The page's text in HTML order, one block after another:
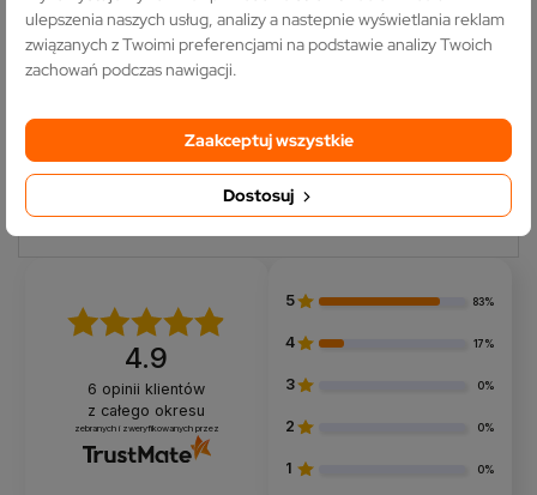
spersonalizowanego systemu sterowania
dla każdego domu czy biura. Zapraszamy
do skorzystania z naszej oferty i cieszenia
włączniki dotykowe.
4.9
6 opinii klientów
z całego okresu
zebranych i zweryfikowanych przez
5 83%
4 17%
3 0%
2 0%
1 0%
ulepszenia naszych usług, analizy a nastepnie wyświetlania reklam
związanych z Twoimi preferencjami na podstawie analizy Twoich
zachowań podczas nawigacji.
Dostosuj
Zaakceptuj wszystkie